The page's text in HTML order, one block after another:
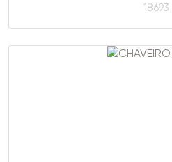
18693